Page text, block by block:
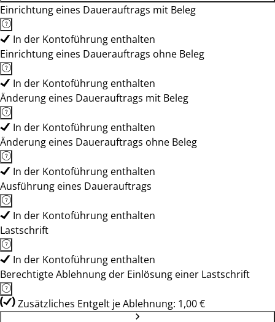
Einrichtung eines Dauerauftrags mit Beleg
In der Kontoführung enthalten
Einrichtung eines Dauerauftrags ohne Beleg
In der Kontoführung enthalten
Änderung eines Dauerauftrags mit Beleg
In der Kontoführung enthalten
Änderung eines Dauerauftrags ohne Beleg
In der Kontoführung enthalten
Ausführung eines Dauerauftrags
In der Kontoführung enthalten
Lastschrift
In der Kontoführung enthalten
Berechtigte Ablehnung der Einlösung einer Lastschrift
Zusätzliches Entgelt je Ablehnung: 1,00 €